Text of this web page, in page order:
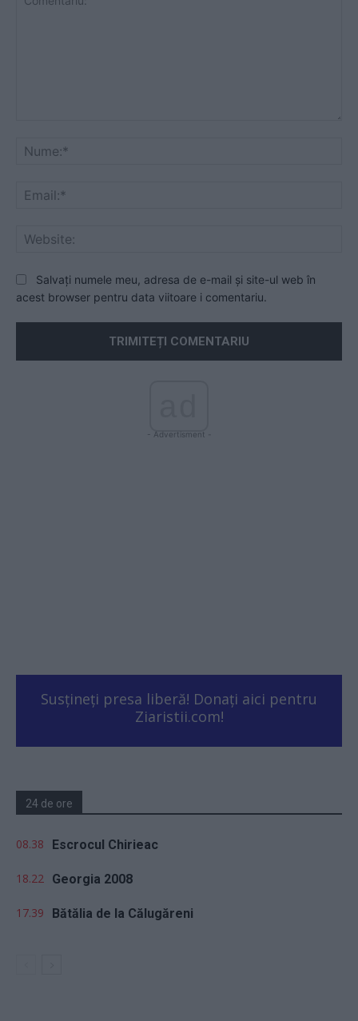
Salvați numele meu, adresa de e-mail și site-ul web în
acest browser pentru data viitoare i comentariu.
- Advertisment -
Susțineți presa liberă! Donați aici pentru
Ziaristii.com!
24 de ore
08.38 Escrocul Chirieac
18.22 Georgia 2008
17.39 Bătălia de la Călugăreni